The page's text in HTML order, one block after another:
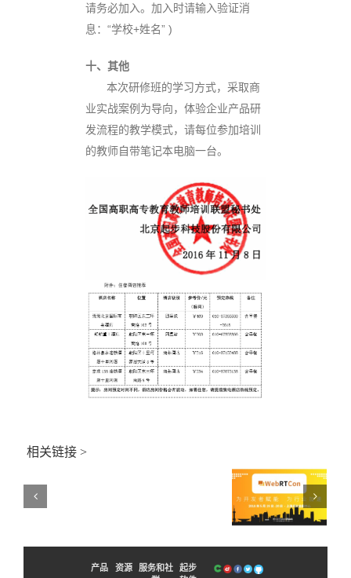
请务必加入。加入时请输入验证消
息：“学校+姓名” )
十、其他
本次研修班的学习方式，采取商
业实战案例为导向，体验企业产品研
发流程的教学模式，请每位参加培训
的教师自带笔记本电脑一台。
相关链接 >
应
学
于
举
办
“全
高
等
院
师
产品 资源
服务和社
起步